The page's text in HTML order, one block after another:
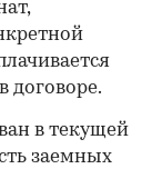
договоре.
в текущей
заемных